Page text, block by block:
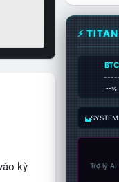
kỳ
⚡
BTC
--%
Trợ lý